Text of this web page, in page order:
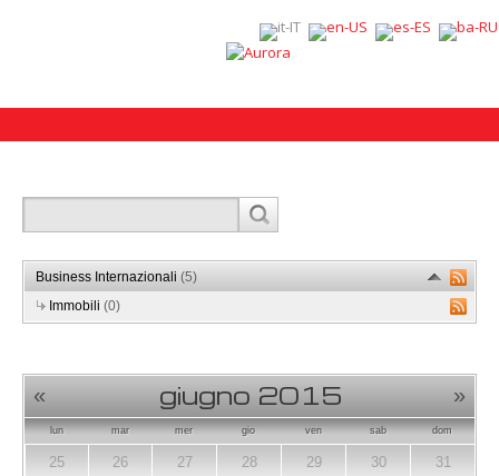
Business Internazionali (5)
Immobili (0)
« giugno 2015 »
lun mar mer gio ven sab dom
25 26 27 28 29 30 31